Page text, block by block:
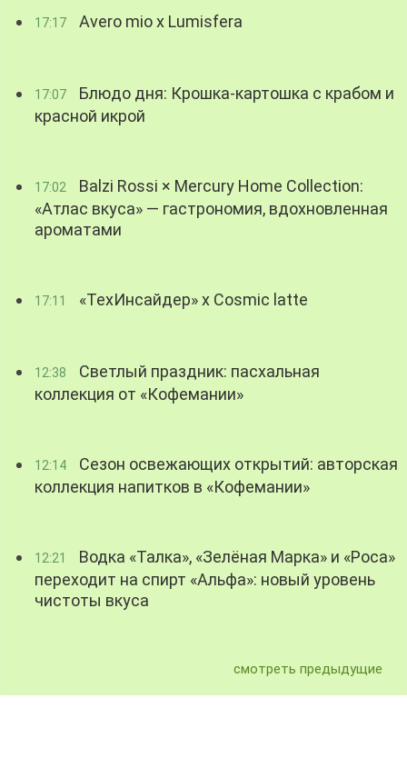
17:17 Avero mio x Lumisfera
17:07
Блюдо дня: Крошка-картошка с крабом и
красной икрой
17:02
Balzi Rossi × Mercury Home Collection:
«Атлас вкуса» — гастрономия, вдохновленная
ароматами
17:11 «ТехИнсайдер» х Cosmic latte
12:38
Светлый праздник: пасхальная
коллекция от «Кофемании»
12:14
Сезон освежающих открытий: авторская
коллекция напитков в «Кофемании»
12:21
Водка «Талка», «Зелёная Марка» и «Роса»
переходит на спирт «Альфа»: новый уровень
чистоты вкуса
смотреть предыдущие